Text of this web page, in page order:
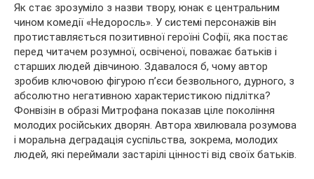
Як стає зрозуміло з назви твору, юнак є центральним
чином комедії «Недоросль». У системі персонажів він
протиставляється позитивної героїні Софії, яка постає
перед читачем розумної, освіченої, поважає батьків і
старших людей дівчиною. Здавалося б, чому автор
зробив ключовою фігурою п’єси безвольного, дурного, з
абсолютно негативною характеристикою підлітка?
Фонвізін в образі Митрофана показав ціле покоління
молодих російських дворян. Автора хвилювала розумова
і моральна деградація суспільства, зокрема, молодих
людей, які переймали застарілі цінності від своїх батьків.